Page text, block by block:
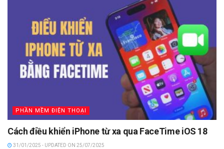
PHẦN MỀM ĐIỆN THOẠI
Cách điều khiển iPhone từ xa qua FaceTime iOS 18
31/01/2025 - UPDATED ON 25/07/2025